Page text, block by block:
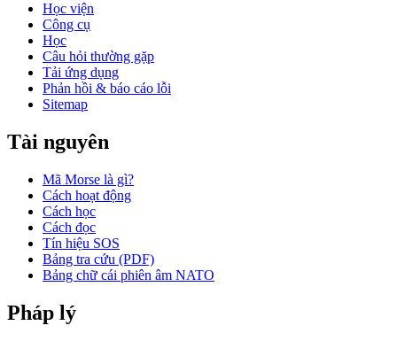
Học viện
Công cụ
Học
Câu hỏi thường gặp
Tải ứng dụng
Phản hồi & báo cáo lỗi
Sitemap
Tài nguyên
Mã Morse là gì?
Cách hoạt động
Cách học
Cách đọc
Tín hiệu SOS
Bảng tra cứu (PDF)
Bảng chữ cái phiên âm NATO
Pháp lý